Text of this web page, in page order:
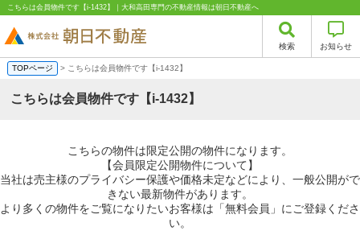
こちらは会員物件です【i-1432】｜大和高田専門の不動産情報は朝日不動産へ
検索 お知らせ
TOPページ > こちらは会員物件です【i-1432】
こちらは会員物件です【i-1432】
こちらの物件は限定公開の物件になります。
【会員限定公開物件について】
当社は売主様のプライバシー保護や価格未定などにより、一般公開がで
きない最新物件があります。
より多くの物件をご覧になりたいお客様は「無料会員」にご登録くださ
い。